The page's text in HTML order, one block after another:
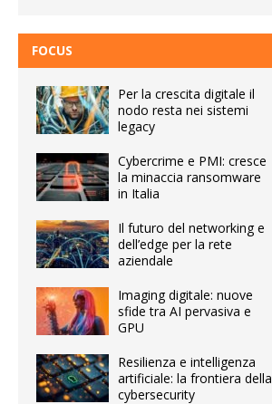
FOCUS
Per la crescita digitale il
nodo resta nei sistemi
legacy
Cybercrime e PMI: cresce
la minaccia ransomware
in Italia
Il futuro del networking e
dell’edge per la rete
aziendale
Imaging digitale: nuove
sfide tra AI pervasiva e
GPU
Resilienza e intelligenza
artificiale: la frontiera della
cybersecurity